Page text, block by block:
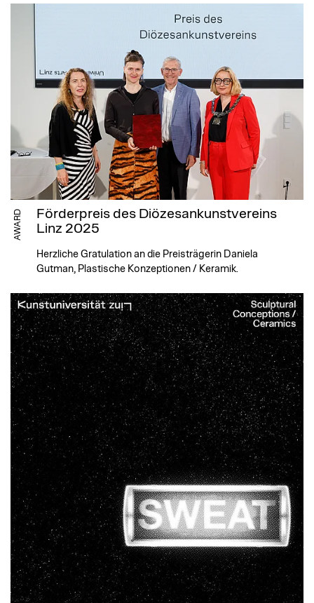
AWARD
Förderpreis des Diözesankunstvereins
Linz 2025
Herzliche Gratulation an die Preisträgerin Daniela
Gutman, Plastische Konzeptionen / Keramik.